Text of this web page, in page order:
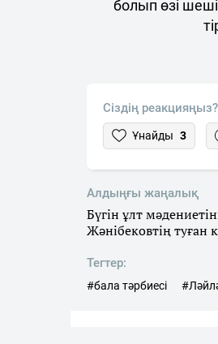
болып өзі
Сіздің реакцияңыз?
Ұнайды 3
Алдыңғы жаңалық
Бүгін ұлт
Жәнібековтің туған
Тегтер:
#бала тәрбиесі